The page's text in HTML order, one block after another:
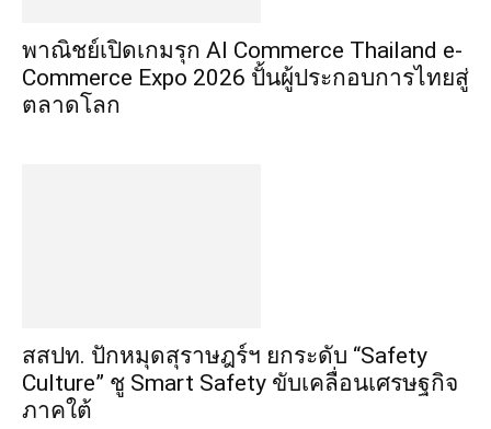
พาณิชย์เปิดเกมรุก AI Commerce Thailand e-
Commerce Expo 2026 ปั้นผู้ประกอบการไทยสู่
ตลาดโลก
สสปท. ปักหมุดสุราษฎร์ฯ ยกระดับ “Safety
Culture” ชู Smart Safety ขับเคลื่อนเศรษฐกิจ
ภาคใต้